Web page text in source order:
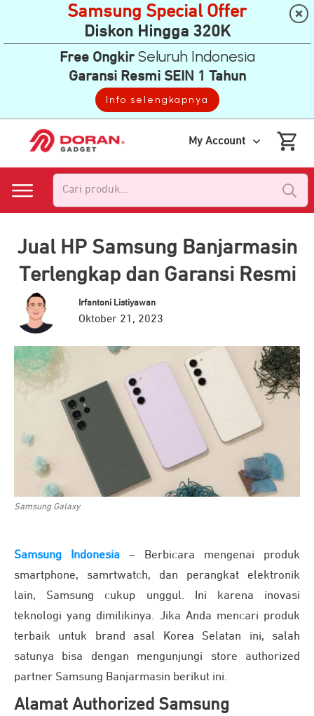
My Account
Jual HP Samsung Banjarmasin
Terlengkap dan Garansi Resmi
Irfantoni Listiyawan
Oktober 21, 2023
Samsung Galaxy
Samsung Indonesia – Berbicara mengenai produk
smartphone, samrtwatch, dan perangkat elektronik
lain, Samsung cukup unggul. Ini karena inovasi
teknologi yang dimilikinya. Jika Anda mencari produk
terbaik untuk brand asal Korea Selatan ini, salah
satunya bisa dengan mengunjungi store authorized
partner Samsung Banjarmasin berikut ini.
Alamat Authorized Samsung
Samsung Special Offer
Diskon Hingga 320K
Free OngkirSeluruh Indonesia
Garansi Resmi SEIN 1 Tahun
Info selengkapnya